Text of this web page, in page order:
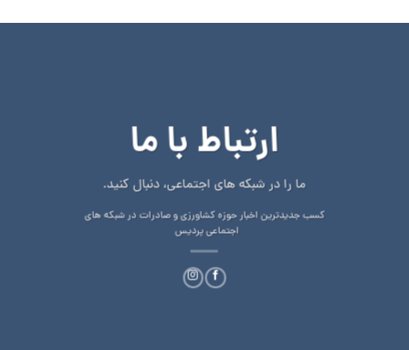
ارتباط با ما
ما را در شبکه های اجتماعی، دنبال کنید.
کسب جدیدترین اخبار حوزه کشاورزی و صادرات در شبکه های
اجتماعی پردیس